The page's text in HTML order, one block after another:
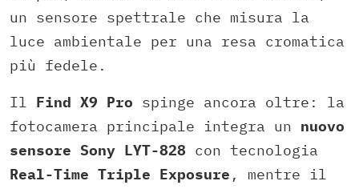
un sensore spettrale che misura la
luce ambientale per una resa cromatica
più fedele.
Il Find X9 Pro spinge ancora oltre: la
fotocamera principale integra un nuovo
sensore Sony LYT-828 con tecnologia
Real-Time Triple Exposure , mentre il